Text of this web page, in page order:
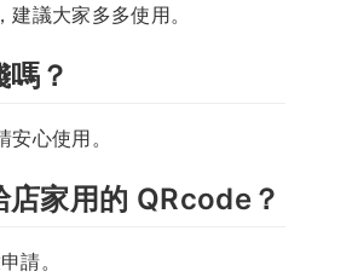
議大家多多使用。
？
心使用。
店家用的 QRcode？
請。